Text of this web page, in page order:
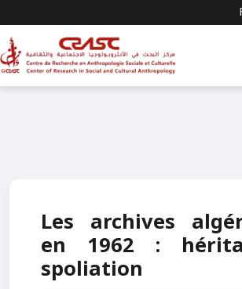
Les archives
en 1962 :
spoliation